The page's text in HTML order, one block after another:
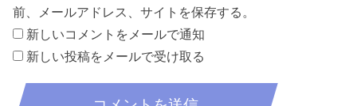
前、メールアドレス、サイトを保存する。
新しいコメントをメールで通知
新しい投稿をメールで受け取る